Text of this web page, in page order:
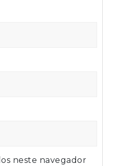
neste navegador